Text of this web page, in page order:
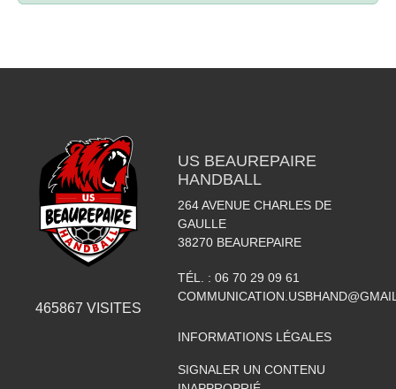
465867 VISITES
US BEAUREPAIRE
HANDBALL
264 AVENUE CHARLES DE
GAULLE
38270 BEAUREPAIRE
TÉL. : 06 70 29 09 61
INFORMATIONS LÉGALES
SIGNALER UN CONTENU